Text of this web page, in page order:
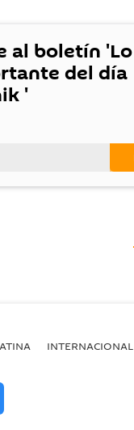
al boletín 'Lo
del día
'
INTERNACIONAL